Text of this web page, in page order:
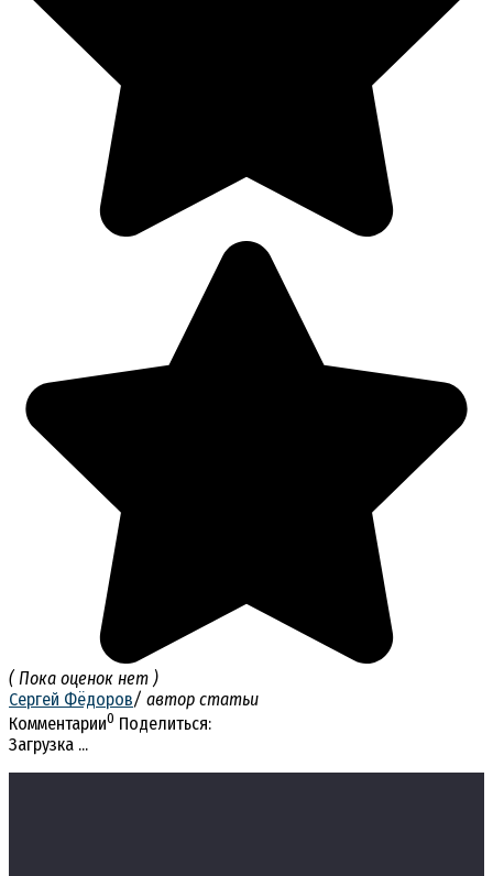
( Пока оценок нет )
Сергей Фёдоров/ автор статьи
Комментарии0 Поделиться:
Загрузка ...